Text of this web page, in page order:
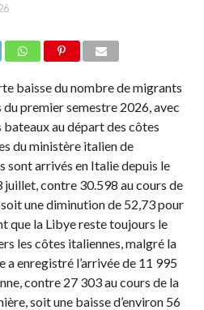
baisse du nombre de migrants
premier semestre 2026, avec
au départ des côtes
du ministère italien de
sont arrivés en Italie depuis le
juillet, contre 30.598 au cours de
une diminution de 52,73 pour
que la Libye reste toujours le
les côtes italiennes, malgré la
a enregistré l’arrivée de 11 995
contre 27 303 au cours de la
soit une baisse d’environ 56